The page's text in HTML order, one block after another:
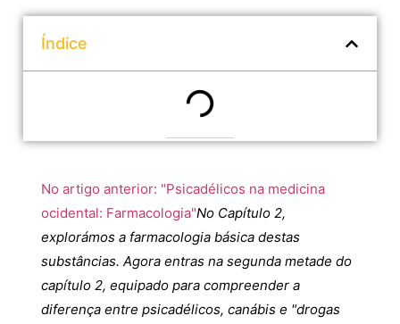
Índice
No artigo anterior: "Psicadélicos na medicina
ocidental: Farmacologia"No Capítulo 2,
explorámos a farmacologia básica destas
substâncias. Agora entras na segunda metade do
capítulo 2, equipado para compreender a
diferença entre psicadélicos, canábis e "drogas